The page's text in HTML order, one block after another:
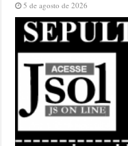
5 de agosto de 2026